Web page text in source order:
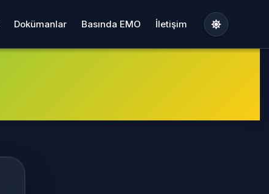
Dokümanlar Basında EMO İletişim